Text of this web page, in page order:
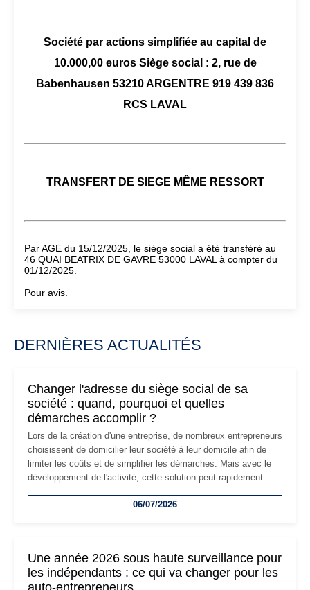
Société par actions simplifiée au capital de
10.000,00 euros Siège social : 2, rue de
Babenhausen 53210 ARGENTRE 919 439 836
RCS LAVAL
TRANSFERT DE SIEGE MÊME RESSORT
Par AGE du 15/12/2025, le siège social a été transféré au
46 QUAI BEATRIX DE GAVRE 53000 LAVAL à compter du
01/12/2025.
Pour avis.
DERNIÈRES ACTUALITÉS
Changer l'adresse du siège social de sa
société : quand, pourquoi et quelles
démarches accomplir ?
Lors de la création d'une entreprise, de nombreux entrepreneurs
choisissent de domicilier leur société à leur domicile afin de
limiter les coûts et de simplifier les démarches. Mais avec le
développement de l'activité, cette solution peut rapidement
professionnels, recrutement, image de marque… Le
06/07/2026
Une année 2026 sous haute surveillance pour
les indépendants : ce qui va changer pour les
auto-entrepreneurs